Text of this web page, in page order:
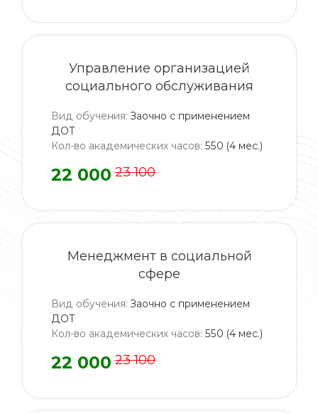
Управление организацией
социального обслуживания
Вид обучения: Заочно с применением
ДОТ
Кол-во академических часов: 550 (4 мес.)
22 000 23 100
Менеджмент в социальной
сфере
Вид обучения: Заочно с применением
ДОТ
Кол-во академических часов: 550 (4 мес.)
22 000 23 100